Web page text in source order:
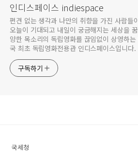
인디스페이스 indiespace
편견 없는 생각과 나만의 취향을 가진 사람들
오늘이 기대되고 내일이 궁금해지는 세상을
양한 목소리의 독립영화를 끊임없이 상영하는
국 최초 독립영화전용관 인디스페이스입니다.
구독하기
국세청